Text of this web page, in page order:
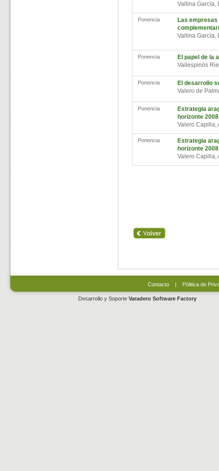
Vallina
Ponencia
Las
Vallina
Ponencia
El papel de la
Vallespinós
Ponencia
El desarrollo
Valero de
Ponencia
Estrategia
horizonte
Valero
Ponencia
Estrategia
horizonte
Valero
Contacto| Pólitica de
Desarrollo y Soporte Varadero Software Factory